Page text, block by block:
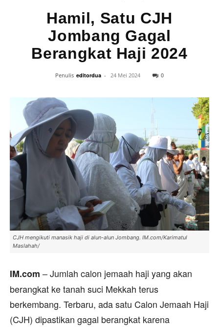
Hamil, Satu CJH
Jombang Gagal
Berangkat Haji 2024
Penulis editordua - 24 Mei 2024 0
CJH mengikuti manasik haji di alun-alun Jombang. IM.com/Karimatul
Maslahah/
IM.com – Jumlah calon jemaah haji yang akan
berangkat ke tanah suci Mekkah terus
berkembang. Terbaru, ada satu Calon Jemaah Haji
(CJH) dipastikan gagal berangkat karena